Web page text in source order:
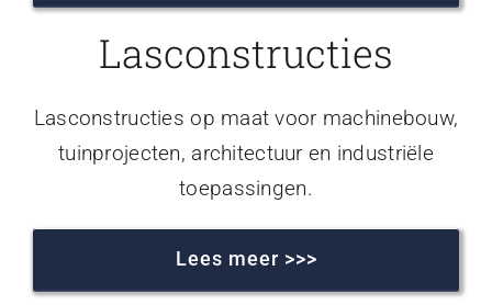
Lasconstructies
Lasconstructies op maat voor machinebouw,
tuinprojecten, architectuur en industriële
toepassingen.
Lees meer >>>